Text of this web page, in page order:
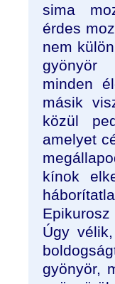
sima
érdes
nem
minden
másik
közül
amelyet
kínok
Úgy
gyönyör,